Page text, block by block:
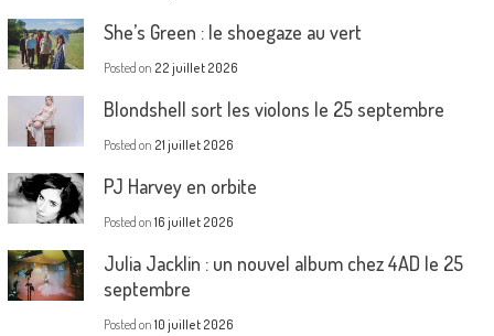
She’s Green : le shoegaze au vert
Posted on 22 juillet 2026
Blondshell sort les violons le 25 septembre
Posted on 21 juillet 2026
PJ Harvey en orbite
Posted on 16 juillet 2026
Julia Jacklin : un nouvel album chez 4AD le 25
septembre
Posted on 10 juillet 2026